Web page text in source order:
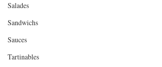
Salades
Sandwichs
Sauces
Tartinables